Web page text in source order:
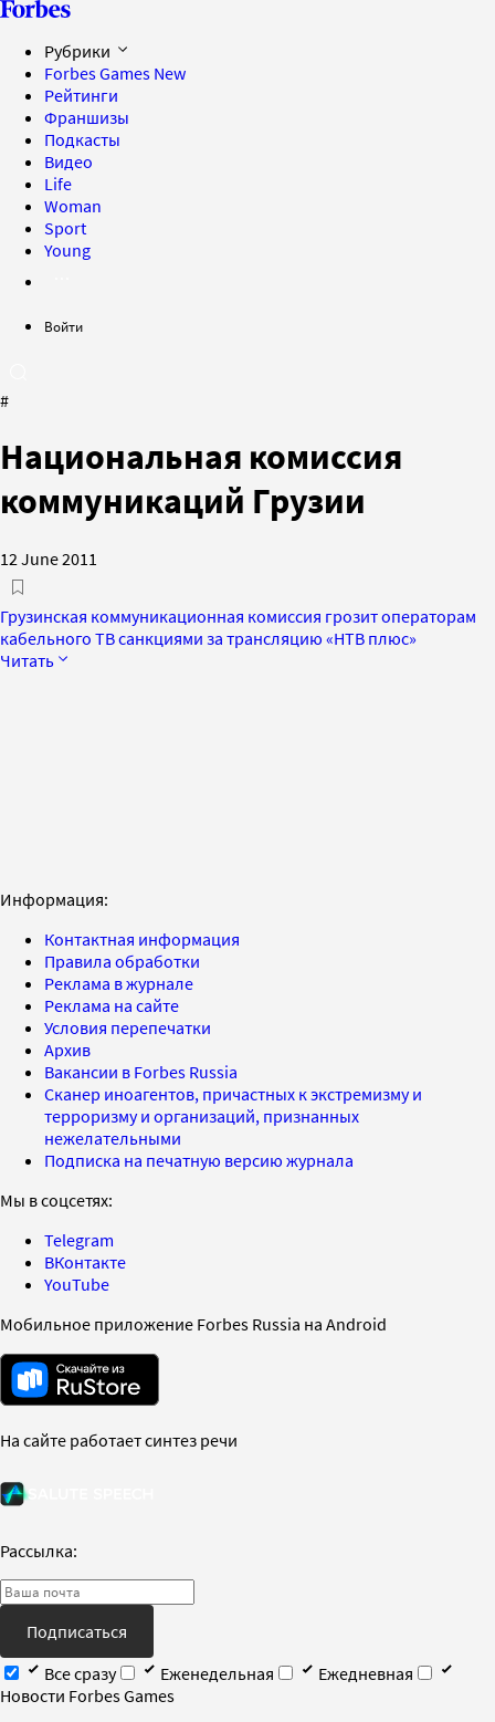
Рубрики
Forbes Games New
Рейтинги
Франшизы
Подкасты
Видео
Life
Woman
Sport
Young
Войти
#
Национальная комиссия
коммуникаций Грузии
12 June 2011
Грузинская коммуникационная комиссия грозит операторам
кабельного ТВ санкциями за трансляцию «НТВ плюс»
Читать
Информация:
Контактная информация
Правила обработки
Реклама в журнале
Реклама на сайте
Условия перепечатки
Архив
Вакансии в Forbes Russia
Сканер иноагентов, причастных к экстремизму и
терроризму и организаций, признанных
нежелательными
Подписка на печатную версию журнала
Мы в соцсетях:
Telegram
ВКонтакте
YouTube
Мобильное приложение Forbes Russia на Android
На сайте работает синтез речи
Рассылка:
Подписаться
Все сразу
Еженедельная
Ежедневная
Новости Forbes Games